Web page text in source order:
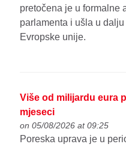
pretočena je u formalne
parlamenta i ušla u
Evropske unije.
Više od milijardu eura
mjeseci
on 05/08/2026 at 09:25
Poreska uprava je u